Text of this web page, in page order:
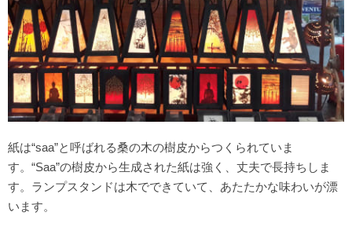
紙は“saa”と呼ばれる桑の木の樹皮からつくられていま
す。“Saa”の樹皮から生成された紙は強く、丈夫で長持ちしま
す。ランプスタンドは木でできていて、あたたかな味わいが漂
います。